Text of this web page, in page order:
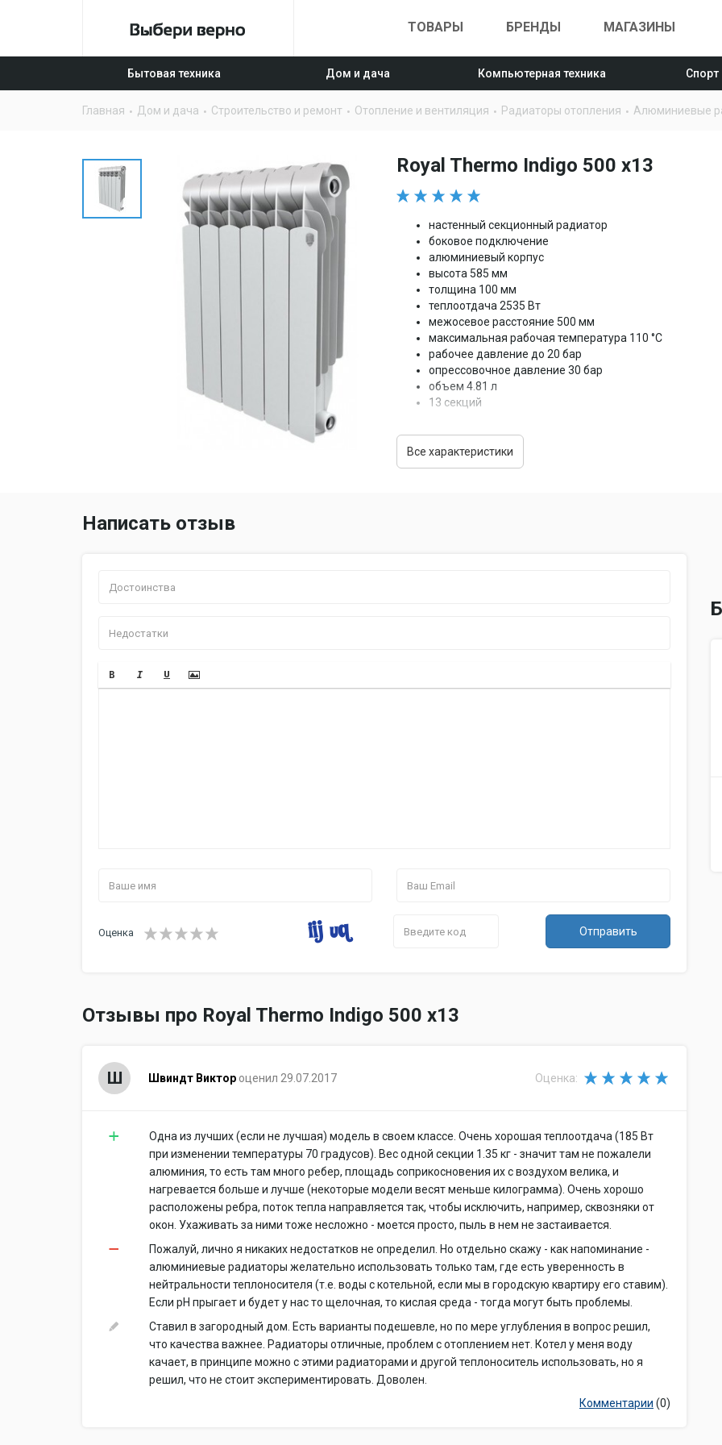
ТОВАРЫ БРЕНДЫ МАГАЗИНЫ
Бытовая техника Дом и дача Компьютерная техника Спорт
Главная Дом и дача Строительство и ремонт Отопление и вентиляция Радиаторы отопления Алюминиевые
Royal Thermo Indigo 500 x13
настенный секционный радиатор
боковое подключение
алюминиевый корпус
высота 585 мм
толщина 100 мм
теплоотдача 2535 Вт
межосевое расстояние 500 мм
максимальная рабочая температура 110 °С
рабочее давление до 20 бар
опрессовочное давление 30 бар
объем 4.81 л
13 секций
Все характеристики
Написать отзыв
Оценка Отправить
Отзывы про Royal Thermo Indigo 500 x13
Ш Швиндт Виктор оценил 29.07.2017 Оценка:
Одна из лучших (если не лучшая) модель в своем классе. Очень хорошая теплоотдача (185 Вт
при изменении температуры 70 градусов). Вес одной секции 1.35 кг - значит там не пожалели
алюминия, то есть там много ребер, площадь соприкосновения их с воздухом велика, и
нагревается больше и лучше (некоторые модели весят меньше килограмма). Очень хорошо
расположены ребра, поток тепла направляется так, чтобы исключить, например, сквозняки от
окон. Ухаживать за ними тоже несложно - моется просто, пыль в нем не застаивается.
Пожалуй, лично я никаких недостатков не определил. Но отдельно скажу - как напоминание -
алюминиевые радиаторы желательно использовать только там, где есть уверенность в
нейтральности теплоносителя (т.е. воды с котельной, если мы в городскую квартиру его ставим).
Если pH прыгает и будет у нас то щелочная, то кислая среда - тогда могут быть проблемы.
Ставил в загородный дом. Есть варианты подешевле, но по мере углубления в вопрос решил,
что качества важнее. Радиаторы отличные, проблем с отоплением нет. Котел у меня воду
качает, в принципе можно с этими радиаторами и другой теплоноситель использовать, но я
решил, что не стоит экспериментировать. Доволен.
Комментарии (0)